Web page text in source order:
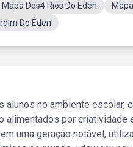
Mapa Dos4 Rios Do Eden
Do Éden
no ambiente escolar,
por criatividade
uma geração notável,